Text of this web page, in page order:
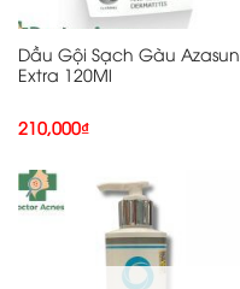
Dầu Gội Sạch Gàu Azasun
Extra 120Ml
210,000₫